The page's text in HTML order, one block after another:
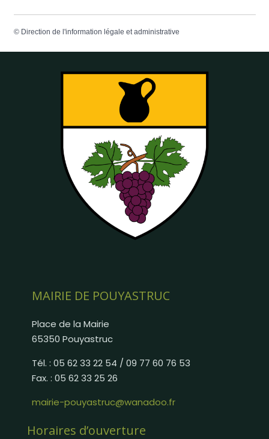
© Direction de l'information légale et administrative
MAIRIE DE POUYASTRUC
Place de la Mairie
65350 Pouyastruc
Tél. : 05 62 33 22 54 / 09 77 60 76 53
Fax. : 05 62 33 25 26
mairie-pouyastruc@wanadoo.fr
Horaires d’ouverture